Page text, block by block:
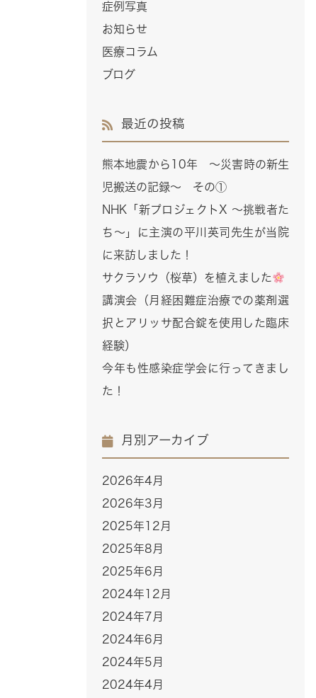
症例写真
お知らせ
医療コラム
ブログ
最近の投稿
熊本地震から10年 ～災害時の新生
児搬送の記録～ その①
NHK「新プロジェクトX ～挑戦者た
ち～」に主演の平川英司先生が当院
に来訪しました！
サクラソウ（桜草）を植えました
講演会（月経困難症治療での薬剤選
択とアリッサ配合錠を使用した臨床
経験）
今年も性感染症学会に行ってきまし
た！
月別アーカイブ
2026年4月
2026年3月
2025年12月
2025年8月
2025年6月
2024年12月
2024年7月
2024年6月
2024年5月
2024年4月